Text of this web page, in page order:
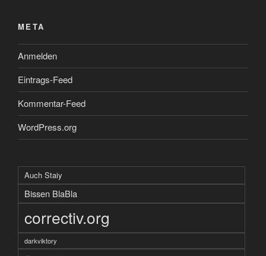
META
Anmelden
Eintrags-Feed
Kommentar-Feed
WordPress.org
Auch Staiy
Bissen BlaBla
correctiv.org
darkviktory